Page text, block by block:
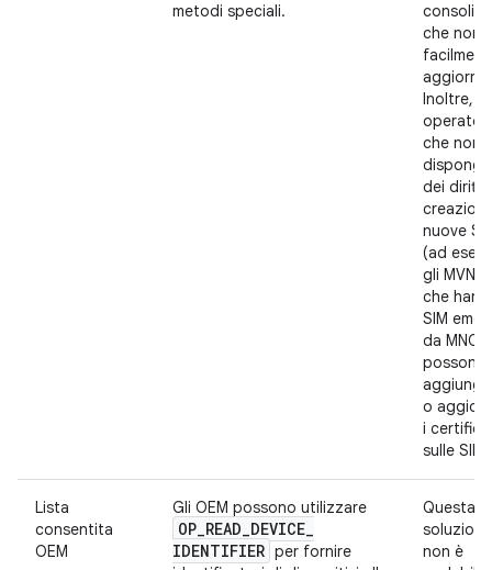
metodi speciali.
che non
Inoltre,
operatori
che non
dei diritti
nuove
(ad
gli MVNO
che
SIM
da MNO)
possono
o
i
sulle SIM.
Lista
consentita
OEM
Gli OEM possono utilizzare
OP_READ_DEVICE_
IDENTIFIER per fornire
Questa
soluzione
non è